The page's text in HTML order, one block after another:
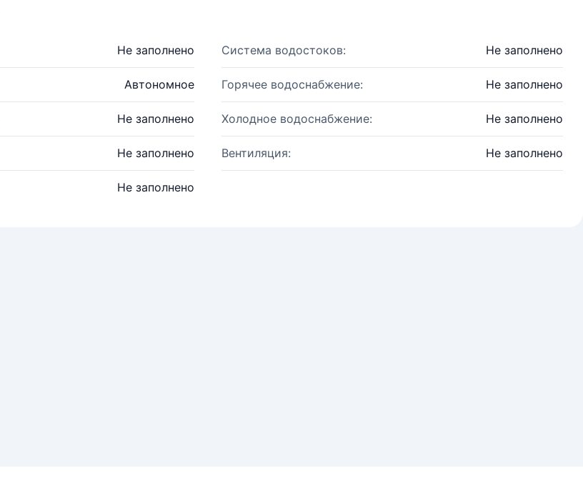
Не заполнено Система водостоков: Не заполнено
Автономное Горячее водоснабжение: Не заполнено
Не заполнено Холодное водоснабжение: Не заполнено
Не заполнено Вентиляция: Не заполнено
Не заполнено